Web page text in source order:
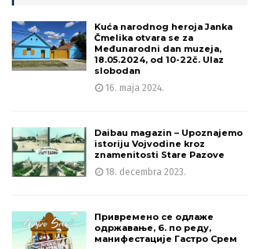
Kuća narodnog heroja Janka
Čmelika otvara se za
Međunarodni dan muzeja,
18.05.2024, od 10-22č. Ulaz
slobodan
16. maja 2024.
Daibau magazin – Upoznajemo
istoriju Vojvodine kroz
znamenitosti Stare Pazove
18. decembra 2023.
Привремено се одлаже
одржавање, 6. по реду,
манифестације Гастро Срем